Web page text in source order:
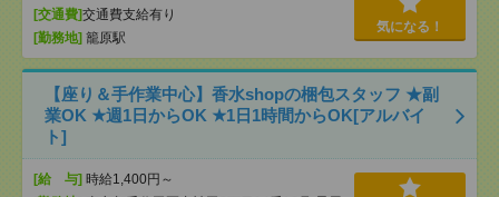
[交通費]交通費支給有り
[勤務地] 籠原駅
気になる！
【座り＆手作業中心】香水shopの梱包スタッフ ★副
業OK ★週1日からOK ★1日1時間からOK[アルバイ
ト]
[給 与] 時給1,400円～